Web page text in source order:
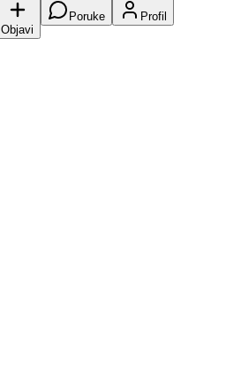
Objavi
Poruke Profil